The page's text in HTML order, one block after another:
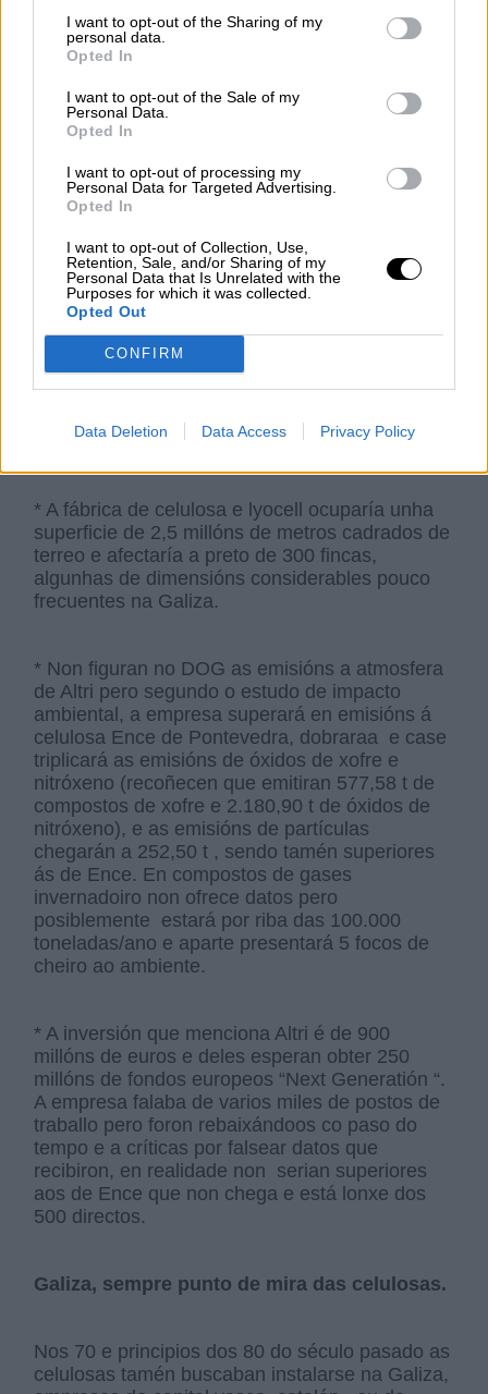
I want to opt-out of the Sharing of my
personal data.
Opted In
I want to opt-out of the Sale of my
Personal Data.
Opted In
I want to opt-out of processing my
Personal Data for Targeted Advertising.
Opted In
I want to opt-out of Collection, Use,
Retention, Sale, and/or Sharing of my
Personal Data that Is Unrelated with the
Purposes for which it was collected.
Opted Out
CONFIRM
Data Deletion Data Access Privacy Policy
* Os vertidos de auga residual, segundo o
millóns m3/ano, que se verterían ao río Ulla,
este desemboca na ría de Arousa rica en peixe
e marisco natural e cultivado. A auga residual
levaría materia orgánica, sulfatos, nitratos,
metais e substancias tóxicas que afectarían á
flora e fauna acuática e recursos vivos.
* A celulosa precisaría 9,37 km de liña
eléctrica subterránea e dúas liñas aéreas de
pasaría polos concellos de Agolada, Santiso e
Melide. Liñas eléctricas con novas e
permanentes servidumes e que precisarían de
expropiacións de terras para as torres ou
apoios.
* A fábrica de celulosa e lyocell ocuparía unha
superficie de 2,5 millóns de metros cadrados de
terreo e afectaría a preto de 300 fincas,
algunhas de dimensións considerables pouco
frecuentes na Galiza.
* Non figuran no DOG as emisións a atmosfera
de Altri pero segundo o estudo de impacto
ambiental, a empresa superará en emisións á
celulosa Ence de Pontevedra, dobraraa e case
triplicará as emisións de óxidos de xofre e
nitróxeno (recoñecen que emitiran 577,58 t de
compostos de xofre e 2.180,90 t de óxidos de
nitróxeno), e as emisións de partículas
chegarán a 252,50 t , sendo tamén superiores
ás de Ence. En compostos de gases
invernadoiro non ofrece datos pero
posiblemente estará por riba das 100.000
toneladas/ano e aparte presentará 5 focos de
cheiro ao ambiente.
* A inversión que menciona Altri é de 900
millóns de euros e deles esperan obter 250
millóns de fondos europeos “Next Generatión “.
A empresa falaba de varios miles de postos de
traballo pero foron rebaixándoos co paso do
tempo e a críticas por falsear datos que
recibiron, en realidade non serian superiores
aos de Ence que non chega e está lonxe dos
500 directos.
Galiza, sempre punto de mira das celulosas.
Nos 70 e principios dos 80 do século pasado as
celulosas tamén buscaban instalarse na Galiza,